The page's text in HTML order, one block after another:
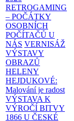
RETROGAMING
– POČÁTKY
OSOBNÍCH
POČÍTAČŮ U
NÁS VERNISÁŽ
VÝSTAVY
OBRAZŮ
HELENY
HEJDUKOVÉ:
Malování je radost
VÝSTAVA K
VÝROČÍ BITVY
1866 U ČESKÉ